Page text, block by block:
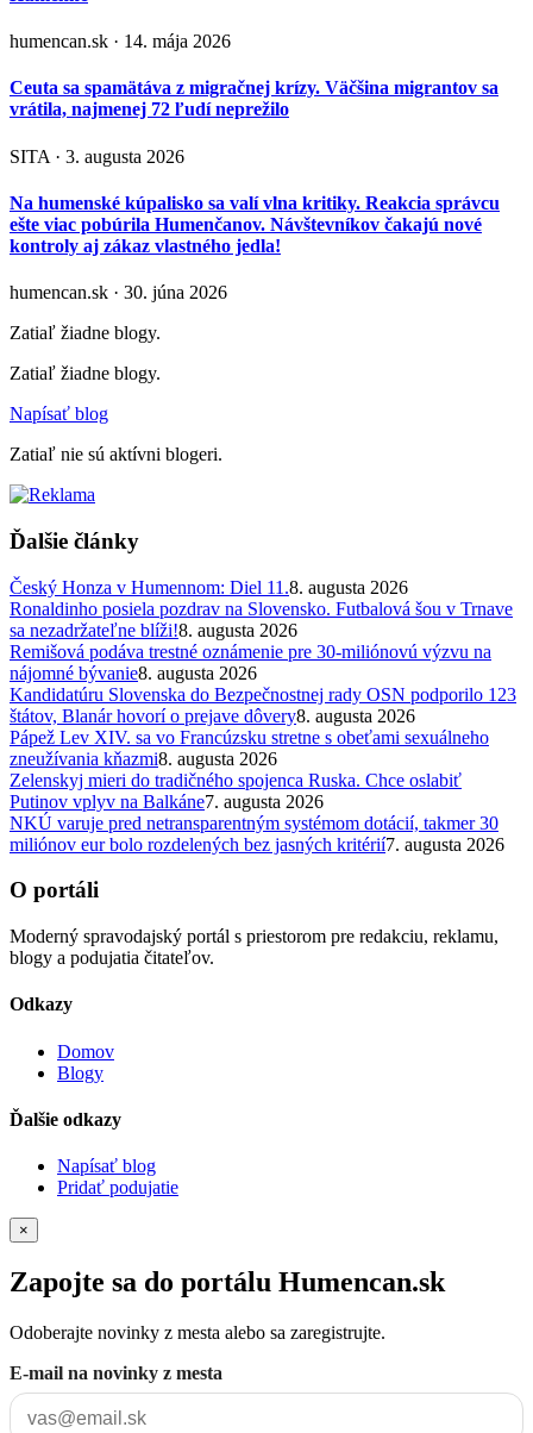
humencan.sk · 14. mája 2026
Ceuta sa spamätáva z migračnej krízy. Väčšina migrantov sa
vrátila, najmenej 72 ľudí neprežilo
SITA · 3. augusta 2026
Na humenské kúpalisko sa valí vlna kritiky. Reakcia správcu
ešte viac pobúrila Humenčanov. Návštevníkov čakajú nové
kontroly aj zákaz vlastného jedla!
humencan.sk · 30. júna 2026
Zatiaľ žiadne blogy.
Zatiaľ žiadne blogy.
Napísať blog
Zatiaľ nie sú aktívni blogeri.
Ďalšie články
Český Honza v Humennom: Diel 11.8. augusta 2026
Ronaldinho posiela pozdrav na Slovensko. Futbalová šou v Trnave
sa nezadržateľne blíži!8. augusta 2026
Remišová podáva trestné oznámenie pre 30-miliónovú výzvu na
nájomné bývanie8. augusta 2026
Kandidatúru Slovenska do Bezpečnostnej rady OSN podporilo 123
štátov, Blanár hovorí o prejave dôvery8. augusta 2026
Pápež Lev XIV. sa vo Francúzsku stretne s obeťami sexuálneho
zneužívania kňazmi8. augusta 2026
Zelenskyj mieri do tradičného spojenca Ruska. Chce oslabiť
Putinov vplyv na Balkáne7. augusta 2026
NKÚ varuje pred netransparentným systémom dotácií, takmer 30
miliónov eur bolo rozdelených bez jasných kritérií7. augusta 2026
O portáli
Moderný spravodajský portál s priestorom pre redakciu, reklamu,
blogy a podujatia čitateľov.
Odkazy
Domov
Blogy
Ďalšie odkazy
Napísať blog
Pridať podujatie
×
Zapojte sa do portálu Humencan.sk
Odoberajte novinky z mesta alebo sa zaregistrujte.
E-mail na novinky z mesta